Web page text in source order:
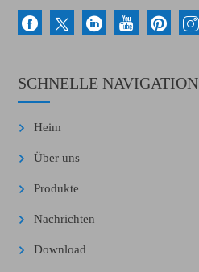
SCHNELLE NAVIGATION
Heim
Über uns
Produkte
Nachrichten
Download